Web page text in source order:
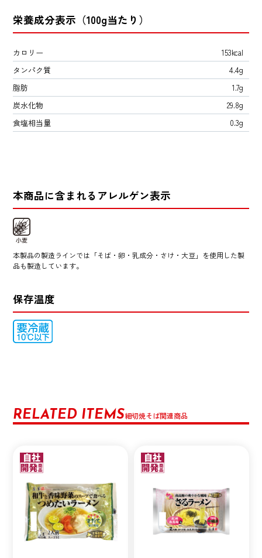
栄養成分表示（100g当たり）
カロリー
153kcal
タンパク質
4.4g
脂肪
1.7g
炭水化物
29.8g
食塩相当量
0.3g
本商品に含まれるアレルゲン表示
本製品の製造ラインでは「そば・卵・乳成分・さけ・大豆」を使用した製
品も製造しています。
保存温度
RELATED ITEMS細切焼そば関連商品